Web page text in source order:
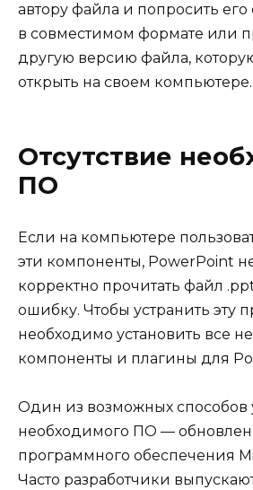
автору файла и попросить его
в совместимом формате или
другую версию файла,
открыть на своем компьютере.
Отсутствие
ПО
Если на компьютере
эти компоненты, PowerPoint
корректно прочитать файл
ошибку. Чтобы устранить эту
необходимо установить все
компоненты и плагины для
Один из возможных способов
необходимого ПО —
программного обеспечения
Часто разработчики